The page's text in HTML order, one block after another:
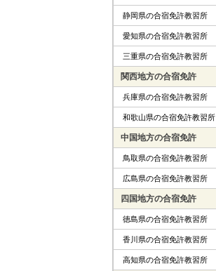
静岡県の合宿免許教習所
愛知県の合宿免許教習所
三重県の合宿免許教習所
関西地方の合宿免許
兵庫県の合宿免許教習所
和歌山県の合宿免許教習所
中国地方の合宿免許
鳥取県の合宿免許教習所
広島県の合宿免許教習所
四国地方の合宿免許
徳島県の合宿免許教習所
香川県の合宿免許教習所
高知県の合宿免許教習所